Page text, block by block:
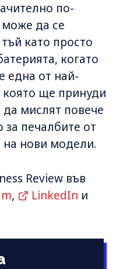
по-
да се
като просто
когато
една от най-
ще принуди
да мислят повече
печалбите от
на нови модели.
Review във
, LinkedIn и